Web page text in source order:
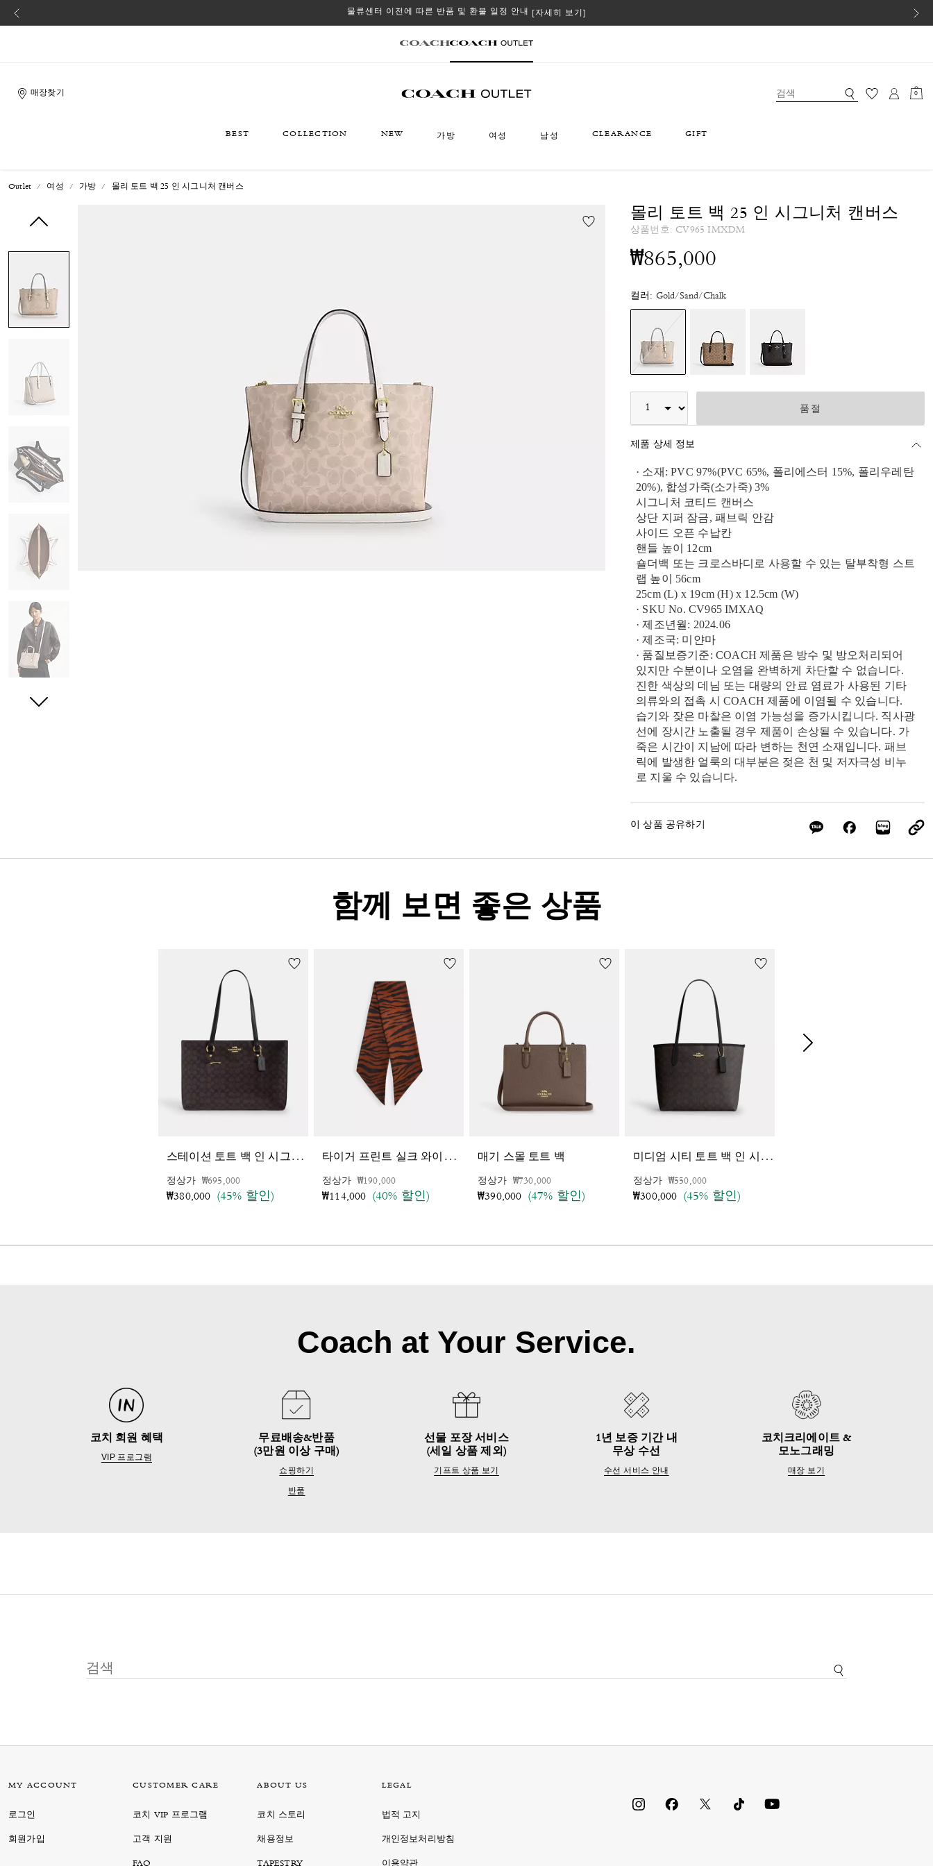
물류센터 이전에 따른 반품 및 환불 일정 안내 [자세히 보기]
매장찾기 0
BEST COLLECTION NEW 가방 여성 남성 CLEARANCE GIFT
Outlet 여성 가방 몰리 토트 백 25 인 시그니처 캔버스
몰리 토트 백 25 인 시그니처 캔버스
상품번호: CV965 IMXDM
₩865,000
컬러: Gold/Sand/Chalk
품절
제품 상세 정보
· 소재: PVC 97%(PVC 65%, 폴리에스터 15%, 폴리우레탄
20%), 합성가죽(소가죽) 3%
시그니처 코티드 캔버스
상단 지퍼 잠금, 패브릭 안감
사이드 오픈 수납칸
핸들 높이 12cm
숄더백 또는 크로스바디로 사용할 수 있는 탈부착형 스트
랩 높이 56cm
25cm (L) x 19cm (H) x 12.5cm (W)
· SKU No. CV965 IMXAQ
· 제조년월: 2024.06
· 제조국: 미얀마
· 품질보증기준: COACH 제품은 방수 및 방오처리되어
있지만 수분이나 오염을 완벽하게 차단할 수 없습니다.
진한 색상의 데님 또는 대량의 안료 염료가 사용된 기타
의류와의 접촉 시 COACH 제품에 이염될 수 있습니다.
습기와 잦은 마찰은 이염 가능성을 증가시킵니다. 직사광
선에 장시간 노출될 경우 제품이 손상될 수 있습니다. 가
죽은 시간이 지남에 따라 변하는 천연 소재입니다. 패브
릭에 발생한 얼룩의 대부분은 젖은 천 및 저자극성 비누
로 지울 수 있습니다.
이 상품 공유하기
함께 보면 좋은 상품
스
테이션 토트 백 인 시그니처 캔버스
정상가 가격 인하 전
₩695,000인하됨
₩380,000 (45% 할인)
타
이거 프린트 실크 와이드 스키니 스카프
정상가 가격 인하 전
₩190,000인하됨
₩114,000 (40% 할인)
매기 스몰 토트 백
정상가 가격 인하 전
₩730,000인하됨
₩390,000 (47% 할인)
미
디엄 시티 토트 백 인 시그니처 캔버스
정상가 가격 인하 전
₩550,000인하됨
₩300,000 (45% 할인)
Coach at Your Service.
코치 회원 혜택
VIP 프로그램
무료배송&반품
(3만원 이상 구매)
쇼핑하기
반품
선물 포장 서비스
(세일 상품 제외)
기프트 상품 보기
1년 보증 기간 내
무상 수선
수선 서비스 안내
코치크리에이트 &
모노그래밍
매장 보기
MY ACCOUNT
로그인
회원가입
CUSTOMER CARE
코치 VIP 프로그램
고객 지원
ABOUT US
코치 스토리
채용정보
LEGAL
법적 고지
개인정보처리방침